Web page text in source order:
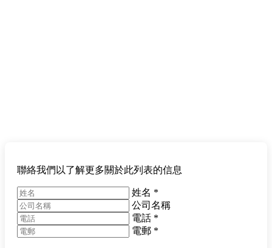
聯絡我們以了解更多關於此列表的信息
姓名 *
公司名稱
電話 *
電郵 *